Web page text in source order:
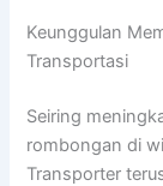
Keunggulan
Transportasi
Seiring
rombongan di
Transporter